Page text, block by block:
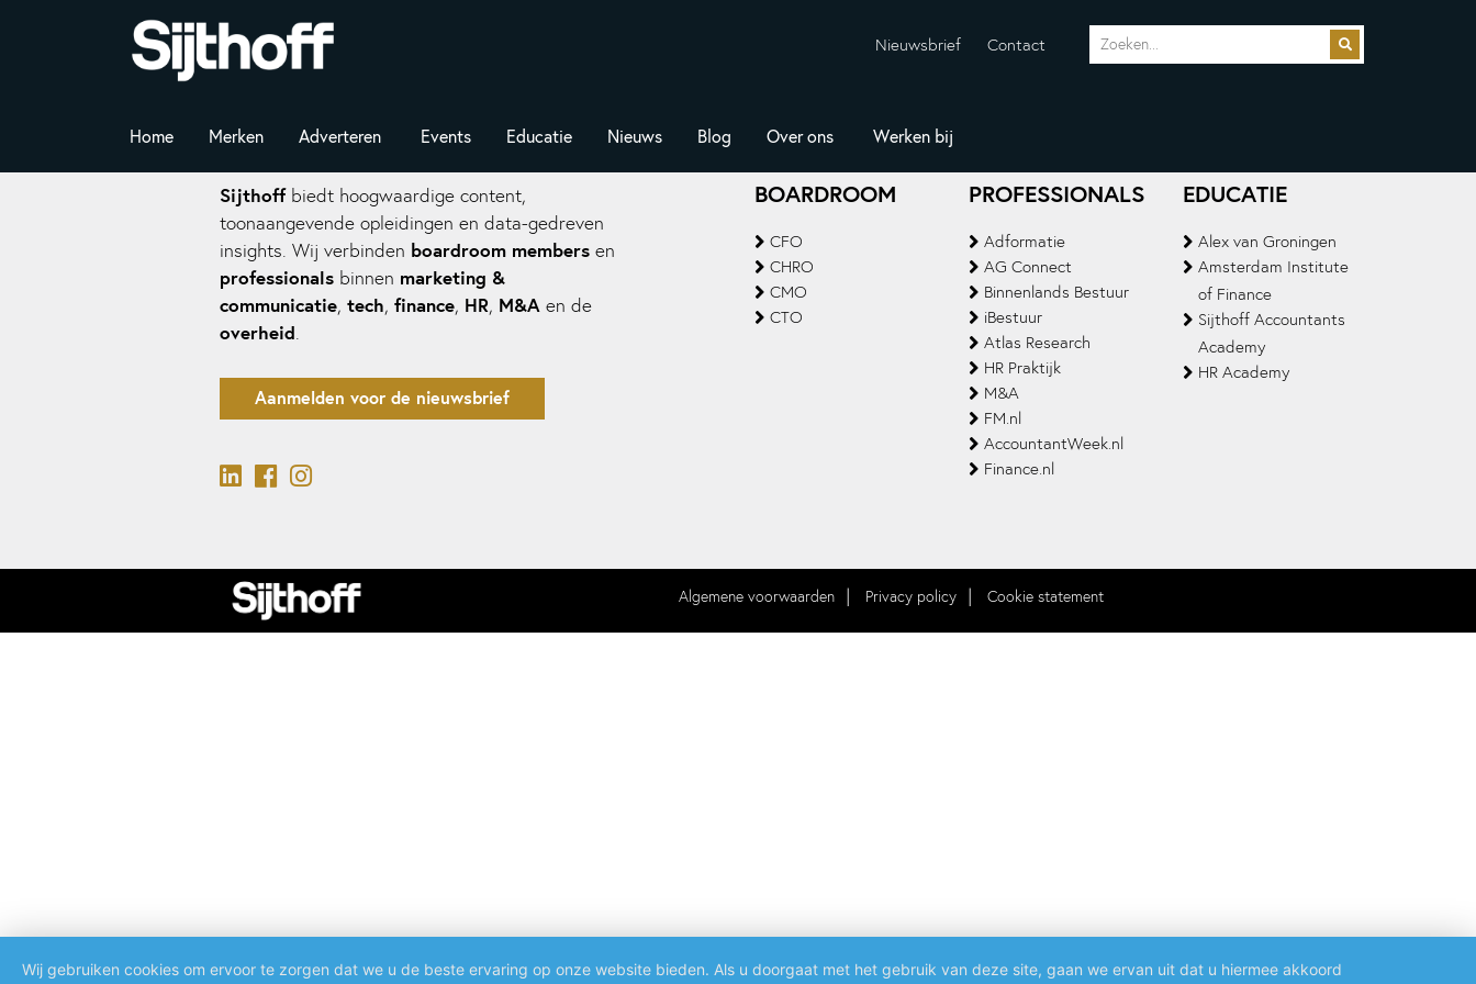
Nieuwsbrief Contact
Home Merken Adverteren Events Educatie Nieuws Blog Over ons Werken bij
Sijthoffbiedt hoogwaardige content,
toonaangevende opleidingen en data-gedreven
insights. Wij verbinden boardroom membersen
professionalsbinnen marketing &
communicatie, tech, finance, HR, M&Aen de
overheid.
Aanmelden voor de nieuwsbrief
BOARDROOM
CFO
CHRO
CMO
CTO
PROFESSIONALS
Adformatie
AG Connect
Binnenlands Bestuur
iBestuur
Atlas Research
HR Praktijk
M&A
FM.nl
AccountantWeek.nl
Finance.nl
EDUCATIE
Alex van Groningen
Amsterdam Institute
of Finance
Sijthoff Accountants
Academy
HR Academy
Algemene voorwaarden Privacy policy Cookie statement
Wij gebruiken cookies om ervoor te zorgen dat we u de beste ervaring op onze website bieden. Als u doorgaat met het gebruik van deze site, gaan we ervan uit dat u hiermee akkoord